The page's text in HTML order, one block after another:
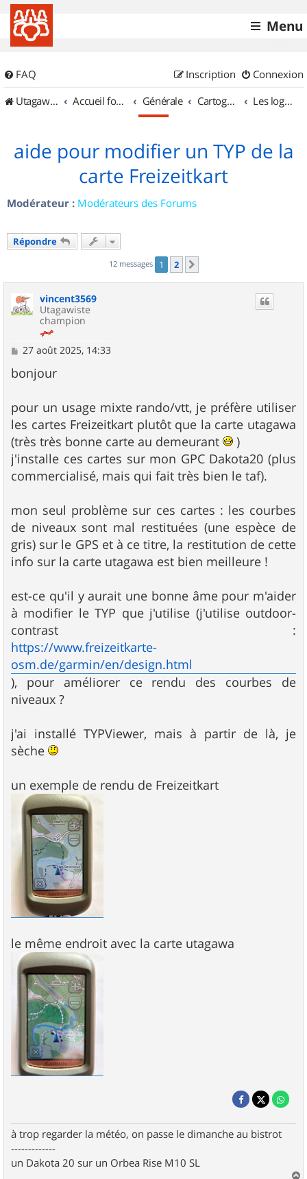
Menu
FAQ Connexion
Inscription
UtagawaVTT (Randos VTT et VTTAE avec traces GPS)
Accueil forum Générale Cartographie et GPS Les logiciels
aide pour modifier un TYP de la
carte Freizeitkart
Modérateur : Modérateurs des Forums
Répondre
12 messages 1 2
vincent3569
Utagawiste
champion
M
s
s
g
e
27 août 2025, 14:33
bonjour
pour un usage mixte rando/vtt, je préfère utiliser
les cartes Freizeitkart plutôt que la carte utagawa
(très très bonne carte au demeurant
)
j'installe ces cartes sur mon GPC Dakota20 (plus
commercialisé, mais qui fait très bien le taf).
mon seul problème sur ces cartes : les courbes
de niveaux sont mal restituées (une espèce de
gris) sur le GPS et à ce titre, la restitution de cette
info sur la carte utagawa est bien meilleure !
est-ce qu'il y aurait une bonne âme pour m'aider
à modifier le TYP que j'utilise (j'utilise outdoor-
contrast :
https://www.freizeitkarte-
osm.de/garmin/en/design.html
), pour améliorer ce rendu des courbes de
niveaux ?
j'ai installé TYPViewer, mais à partir de là, je
sèche
un exemple de rendu de Freizeitkart
le même endroit avec la carte utagawa
à trop regarder la météo, on passe le dimanche au bistrot
-------------
un Dakota 20 sur un Orbea Rise M10 SL